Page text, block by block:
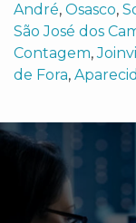
André, Osasco,
São José dos
Contagem,
de Fora,